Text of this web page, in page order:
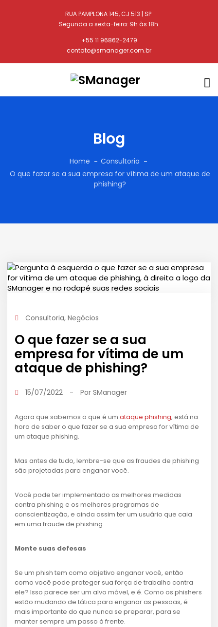
RUA PAMPLONA 145, CJ 513 | SP
Segunda a sexta-feira: 9h às 18h
+55 11 96862-2479
contato@smanager.com.br
Blog
Home
Consultoria
O que fazer se a sua empresa for vítima de um ataque de
phishing?
Consultoria, Negócios
O que fazer se a sua
empresa for vítima de um
ataque de phishing?
15/07/2022 - Por SManager
Agora que sabemos o que é um ataque phishing, está na
hora de saber o que fazer se a sua empresa for vítima de
um ataque phishing.
Mas antes de tudo, lembre-se que as fraudes de phishing
são projetadas para enganar você.
Você pode ter implementado as melhores medidas
contra phishing e os melhores programas de
conscientização, e ainda assim ter um usuário que caia
em uma fraude de phishing.
Monte suas defesas
Se um phish tem como objetivo enganar você, então
como você pode proteger sua força de trabalho contra
ele? Isso parece ser um alvo móvel, e é. Como os phishers
estão mudando de tática para enganar as pessoas, é
mais importante do que nunca se preparar, para se
manter sempre um passo à frente.